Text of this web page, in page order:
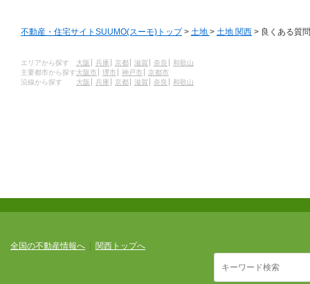
不動産・住宅サイトSUUMO(スーモ)トップ> 土地 > 土地 関西 > 良くある質
エリアから探す 大阪 兵庫 京都 滋賀 奈良
和歌山
主要都市から探す大阪市 堺市 神戸市
京都市
沿線から探す
大阪 兵庫 京都 滋賀 奈良 和歌山
全国の不動産情報へ 関西トップへ